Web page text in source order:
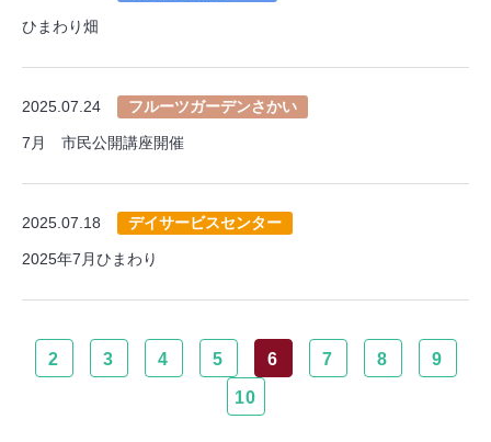
ひまわり畑
2025.07.24 フルーツガーデンさかい
7月 市民公開講座開催
2025.07.18 デイサービスセンター
2025年7月ひまわり
2 3 4 5 6 7 8 9
10